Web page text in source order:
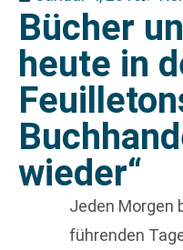
Bücher
heute in
wieder“
Jeden Morgen
führenden